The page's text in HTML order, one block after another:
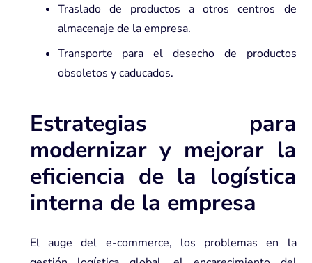
Traslado de productos a otros centros de
almacenaje de la empresa.
Transporte para el desecho de productos
obsoletos y caducados.
Estrategias para
modernizar y mejorar la
eficiencia de la logística
interna de la empresa
El auge del e-commerce, los problemas en la